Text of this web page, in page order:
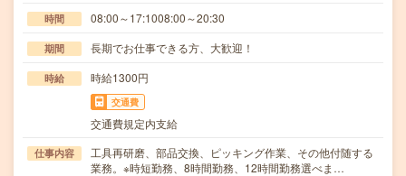
時間 08:00～17:1008:00～20:30
期間 長期でお仕事できる方、大歓迎！
時給 時給1300円
交通費
交通費規定内支給
仕事内容
工具再研磨、部品交換、ピッキング作業、その他付随する
業務。※時短勤務、8時間勤務、12時間勤務選べま…